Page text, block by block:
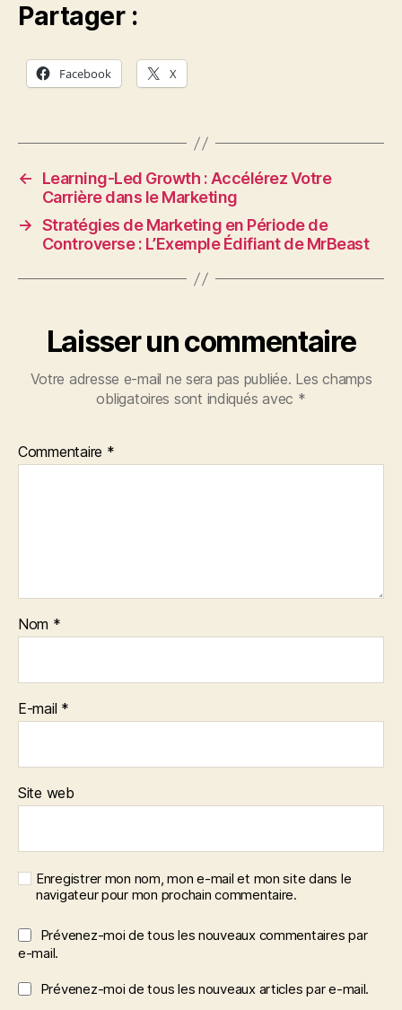
Partager :
Facebook X
←
Learning-Led Growth : Accélérez Votre
Carrière dans le Marketing
→ Stratégies de Marketing en Période de
Controverse : L’Exemple Édifiant de MrBeast
Laisser un commentaire
Votre adresse e-mail ne sera pas publiée. Les champs
obligatoires sont indiqués avec *
Commentaire *
Nom *
E-mail *
Site web
Enregistrer mon nom, mon e-mail et mon site dans le
navigateur pour mon prochain commentaire.
Prévenez-moi de tous les nouveaux commentaires par
e-mail.
Prévenez-moi de tous les nouveaux articles par e-mail.